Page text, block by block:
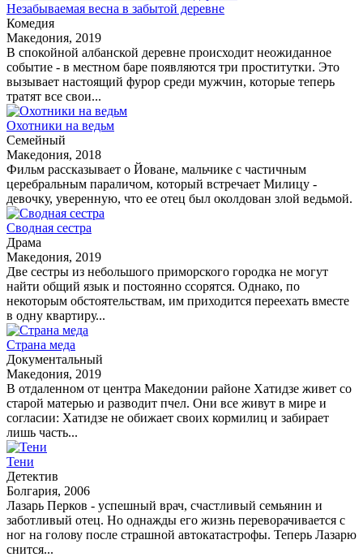
Незабываемая весна в забытой деревне
Комедия
Македония, 2019
В спокойной албанской деревне происходит неожиданное
событие - в местном баре появляются три проститутки. Это
вызывает настоящий фурор среди мужчин, которые теперь
тратят все свои...
Охотники на ведьм
Семейный
Македония, 2018
Фильм рассказывает о Йоване, мальчике с частичным
церебральным параличом, который встречает Милицу -
девочку, уверенную, что ее отец был околдован злой ведьмой.
Сводная сестра
Драма
Македония, 2019
Две сестры из небольшого приморского городка не могут
найти общий язык и постоянно ссорятся. Однако, по
некоторым обстоятельствам, им приходится переехать вместе
в одну квартиру...
Страна меда
Документальный
Македония, 2019
В отдаленном от центра Македонии районе Хатидзе живет со
старой матерью и разводит пчел. Они все живут в мире и
согласии: Хатидзе не обижает своих кормилиц и забирает
лишь часть...
Тени
Детектив
Болгария, 2006
Лазарь Перков - успешный врач, счастливый семьянин и
заботливый отец. Но однажды его жизнь переворачивается с
ног на голову после страшной автокатастрофы. Теперь Лазарю
снится...